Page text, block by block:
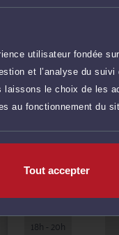
utilisateur fondée sur
et l’analyse du suivi
le choix de les
au fonctionnement du
Tout accepter
Rendez-vous
HORAIRES LUN
08h - 10h
10h - 12h
12h - 14h
14h - 16h
16h - 18h
18h - 20h